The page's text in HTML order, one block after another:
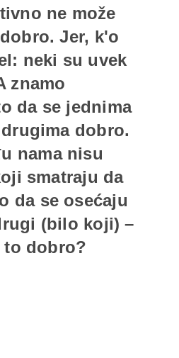
ne može
Jer, k'o
neki su uvek
znamo
da se jednima
dobro.
nama nisu
smatraju da
da se osećaju
(bilo koji) –
to dobro?